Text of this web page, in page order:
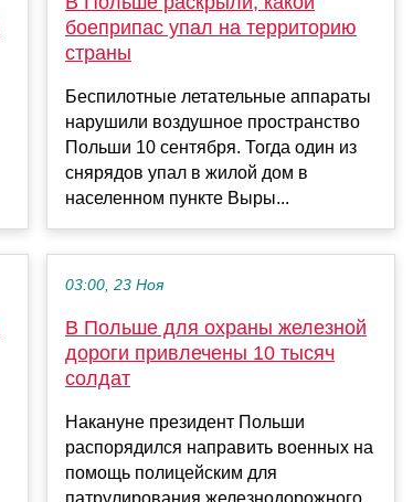
боеприпас упал на территорию
страны
Беспилотные летательные аппараты
нарушили воздушное пространство
Польши 10 сентября. Тогда один из
снярядов упал в жилой дом в
населенном пункте Выры...
03:00, 23 Ноя
В Польше для охраны железной
дороги привлечены 10 тысяч
солдат
Накануне президент Польши
распорядился направить военных на
помощь полицейским для
патрулирования железнодорожного